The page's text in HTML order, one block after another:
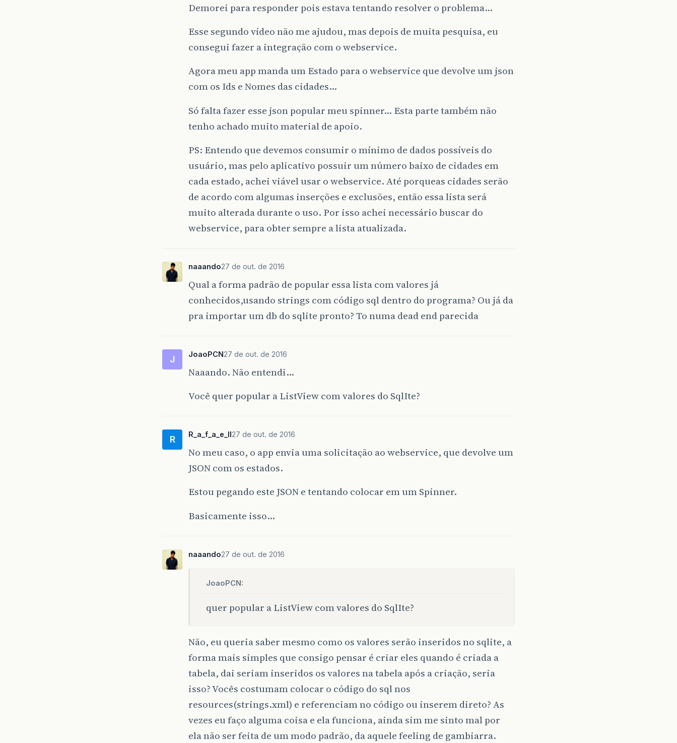
Demorei para responder pois estava tentando resolver o problema…
Esse segundo vídeo não me ajudou, mas depois de muita pesquisa, eu
consegui fazer a integração com o webservice.
Agora meu app manda um Estado para o webservice que devolve um json
com os Ids e Nomes das cidades…
Só falta fazer esse json popular meu spinner… Esta parte também não
tenho achado muito material de apoio.
PS: Entendo que devemos consumir o mínimo de dados possíveis do
usuário, mas pelo aplicativo possuir um número baixo de cidades em
cada estado, achei viável usar o webservice. Até porqueas cidades serão
de acordo com algumas inserções e exclusões, então essa lista será
muito alterada durante o uso. Por isso achei necessário buscar do
webservice, para obter sempre a lista atualizada.
naaando27 de out. de 2016
Qual a forma padrão de popular essa lista com valores já
conhecidos,usando strings com código sql dentro do programa? Ou já da
pra importar um db do sqlite pronto? To numa dead end parecida
J JoaoPCN27 de out. de 2016
Naaando. Não entendi…
Você quer popular a ListView com valores do SqlIte?
R R_a_f_a_e_ll27 de out. de 2016
No meu caso, o app envia uma solicitação ao webservice, que devolve um
JSON com os estados.
Estou pegando este JSON e tentando colocar em um Spinner.
Basicamente isso…
naaando27 de out. de 2016
JoaoPCN:
quer popular a ListView com valores do SqlIte?
Não, eu queria saber mesmo como os valores serão inseridos no sqlite, a
forma mais simples que consigo pensar é criar eles quando é criada a
tabela, dai seriam inseridos os valores na tabela após a criação, seria
isso? Vocês costumam colocar o código do sql nos
resources(strings.xml) e referenciam no código ou inserem direto? As
vezes eu faço alguma coisa e ela funciona, ainda sim me sinto mal por
ela não ser feita de um modo padrão, da aquele feeling de gambiarra.